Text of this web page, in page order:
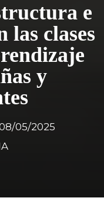
e
las clases
y
05/2025